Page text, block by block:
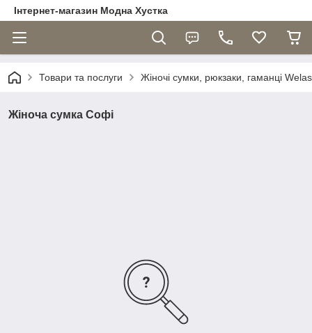
Інтернет-магазин Модна Хустка
Товари та послуги Жіночі сумки, рюкзаки, гаманці
Жіноча сумка Софі